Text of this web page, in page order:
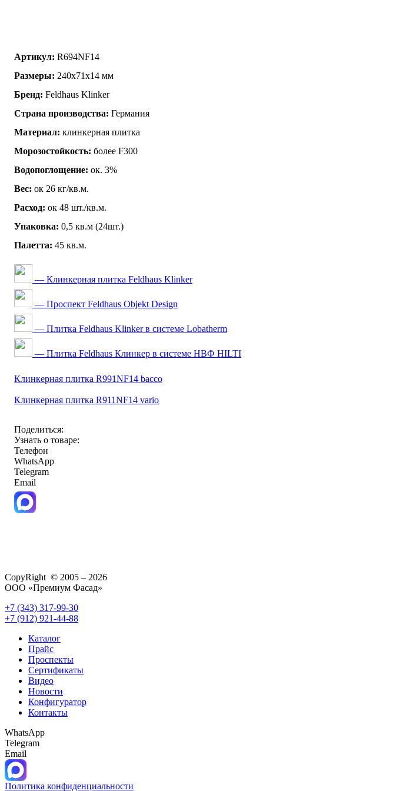
Артикул: R694NF14
Размеры: 240x71x14 мм
Бренд: Feldhaus Klinker
Страна производства: Германия
Материал: клинкерная плитка
Морозостойкость: более F300
Водопоглощение: ок. 3%
Вес: ок 26 кг/кв.м.
Расход: ок 48 шт./кв.м.
Упаковка: 0,5 кв.м (24шт.)
Палетта: 45 кв.м.
— Клинкерная плитка Feldhaus Klinker
— Проспект Feldhaus Objekt Design
— Плитка Feldhaus Klinker в системе Lobatherm
— Плитка Feldhaus Клинкер в системе НВФ HILTI
Клинкерная плитка R991NF14 bacco
Клинкерная плитка R911NF14 vario
Поделиться:
Узнать о товаре:
Телефон
WhatsApp
Telegram
Email
CopyRight © 2005 – 2026
ООО «Премиум Фасад»
+7 (343) 317-99-30
+7 (912) 921-44-88
Каталог
Прайс
Проспекты
Сертификаты
Видео
Новости
Конфигуратор
Контакты
WhatsApp
Telegram
Email
Политика конфиденциальности